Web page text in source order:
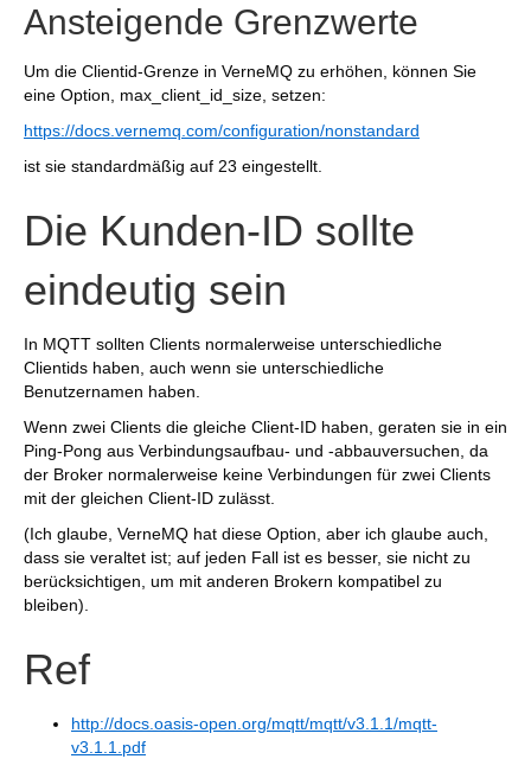
Ansteigende Grenzwerte
Um die Clientid-Grenze in VerneMQ zu erhöhen, können Sie
eine Option, max_client_id_size, setzen:
https://docs.vernemq.com/configuration/nonstandard
ist sie standardmäßig auf 23 eingestellt.
Die Kunden-ID sollte
eindeutig sein
In MQTT sollten Clients normalerweise unterschiedliche
Clientids haben, auch wenn sie unterschiedliche
Benutzernamen haben.
Wenn zwei Clients die gleiche Client-ID haben, geraten sie in ein
Ping-Pong aus Verbindungsaufbau- und -abbauversuchen, da
der Broker normalerweise keine Verbindungen für zwei Clients
mit der gleichen Client-ID zulässt.
(Ich glaube, VerneMQ hat diese Option, aber ich glaube auch,
dass sie veraltet ist; auf jeden Fall ist es besser, sie nicht zu
berücksichtigen, um mit anderen Brokern kompatibel zu
bleiben).
Ref
http://docs.oasis-open.org/mqtt/mqtt/v3.1.1/mqtt-
v3.1.1.pdf